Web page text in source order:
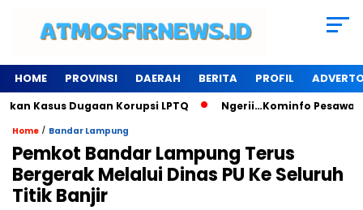
HOME PROVINSI DAERAH BERITA PROFIL
Dugaan Korupsi LPTQ Ngerii…Kominfo Pesawaran
Home / Bandar Lampung
Pemkot Bandar Lampung Terus
Bergerak Melalui Dinas PU Ke Seluruh
Titik Banjir